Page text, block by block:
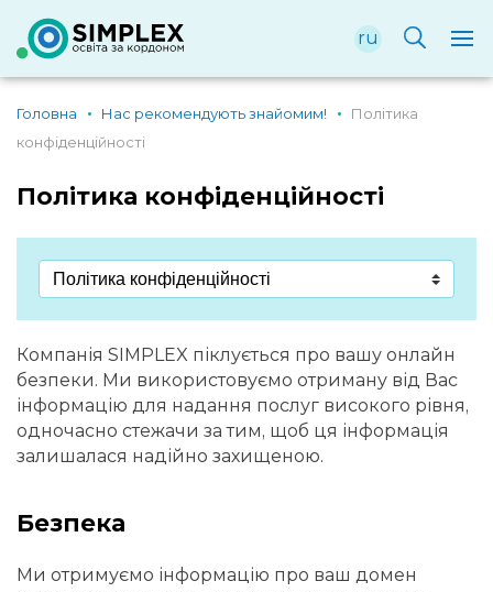
ru
Головна Нас рекомендують знайомим!
Політика
конфіденційності
Політика конфіденційності
Компанія SIMPLEX піклується про вашу онлайн
безпеки. Ми використовуємо отриману від Вас
інформацію для надання послуг високого рівня,
одночасно стежачи за тим, щоб ця інформація
залишалася надійно захищеною.
Безпека
Ми отримуємо інформацію про ваш домен